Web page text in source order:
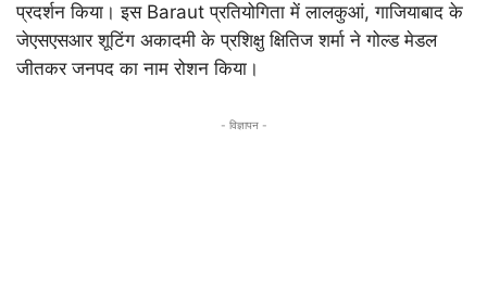
प्रदर्शन किया। इस Baraut प्रतियोगिता में लालकुआं, गाजियाबाद के
जेएसएसआर शूटिंग अकादमी के प्रशिक्षु क्षितिज शर्मा ने गोल्ड मेडल
जीतकर जनपद का नाम रोशन किया।
- विज्ञापन -